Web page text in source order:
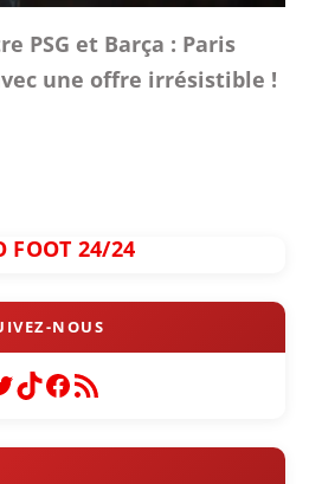
PSG et Barça : Paris
une offre irrésistible !
FOOT 24/24
TikTok
Facebook
Flux RSS